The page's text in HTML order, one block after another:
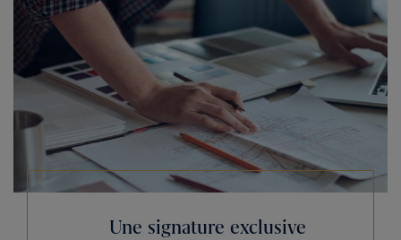
Une signature exclusive